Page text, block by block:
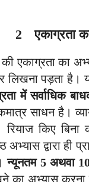
2 एकाग्रता
एकाग्रता का
लिखना पड़ता है।
में सर्वाधिक
साधन है।
किए
अभ्यास द्वारा
न्यूनतम 5 अथवा